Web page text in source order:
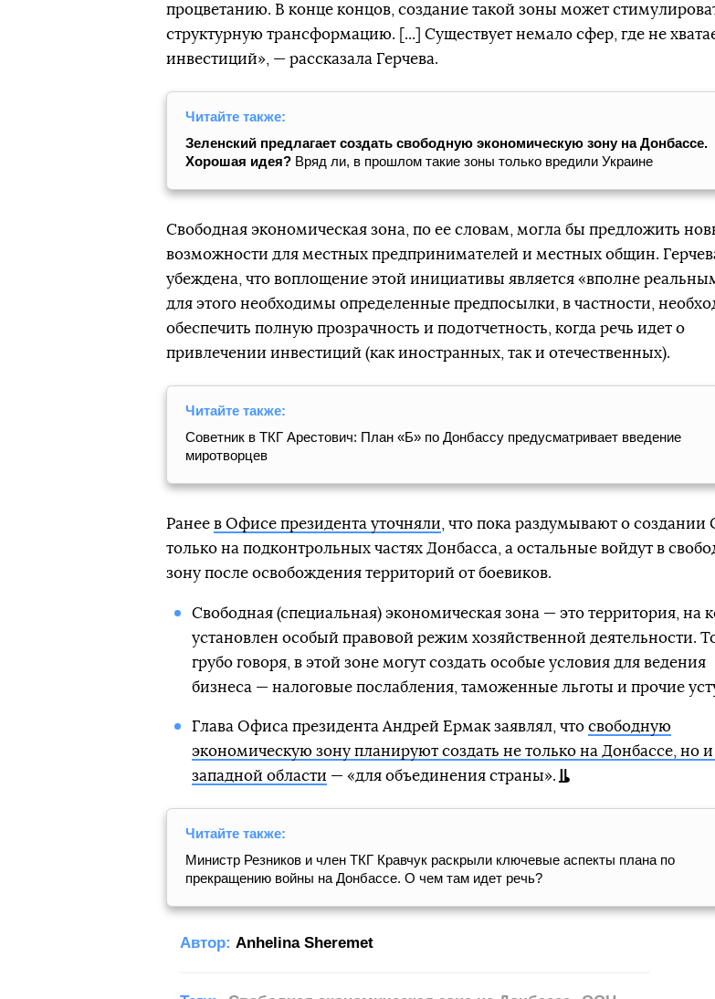
процветанию. В конце концов, создание такой зоны может
структурную трансформацию. [...] Существует немало сфер, где не
инвестиций», — рассказала Герчева.
Читайте также:
Зеленский предлагает создать свободную экономическую зону на Донбассе.
Хорошая идея? Вряд ли, в прошлом такие зоны только вредили Украине
Свободная экономическая зона, по ее словам, могла бы предложить
возможности для местных предпринимателей и местных общин.
убеждена, что воплощение этой инициативы является «вполне
для этого необходимы определенные предпосылки, в частности,
обеспечить полную прозрачность и подотчетность, когда речь идет о
привлечении инвестиций (как иностранных, так и отечественных).
Читайте также:
Советник в ТКГ Арестович: План «Б» по Донбассу предусматривает введение
миротворцев
Ранее в Офисе президента уточняли , что пока раздумывают о создании
только на подконтрольных частях Донбасса, а остальные войдут в
зону после освобождения территорий от боевиков.
Свободная (специальная) экономическая зона — это территория, на
установлен особый правовой режим хозяйственной деятельности. То
грубо говоря, в этой зоне могут создать особые условия для ведения
бизнеса — налоговые послабления, таможенные льготы и прочие
Глава Офиса президента Андрей Ермак заявлял, что свободную
экономическую зону планируют создать не только на Донбассе, но и
западной области — «для объединения страны».
Читайте также:
Министр Резников и член ТКГ Кравчук раскрыли ключевые аспекты плана по
прекращению войны на Донбассе. О чем там идет речь?
Автор: Anhelina Sheremet